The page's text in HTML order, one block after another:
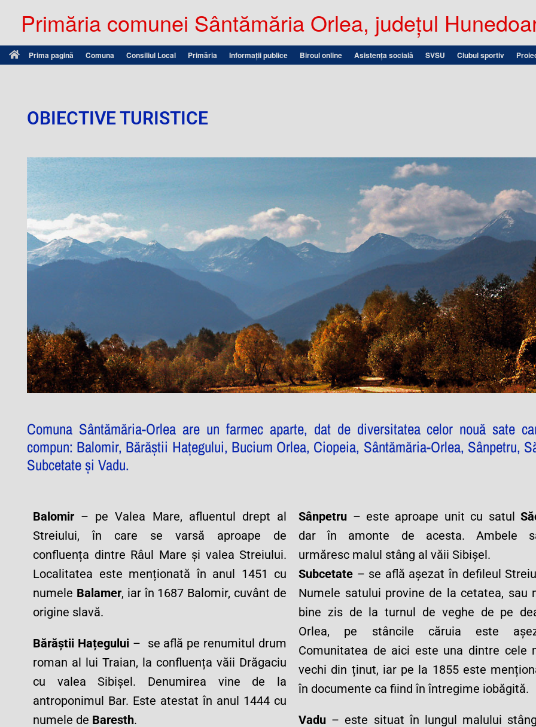
Primăria comunei Sântămăria Orlea, județul
Prima pagină Comuna Consiliul Local Primăria Informații publice Biroul online Asistența socială SVSU Clubul sportiv
OBIECTIVE TURISTICE
Comuna Sântămăria-Orlea are un farmec aparte, dat de diversitatea celor nouă sate
compun: Balomir, Bărăştii Haţegului, Bucium Orlea, Ciopeia, Sântămăria-Orlea, Sânpetru,
Subcetate și Vadu.
Balomir – pe Valea Mare, afluentul drept al
Streiului, în care se varsă aproape de
confluența dintre Râul Mare și valea Streiului.
Localitatea este menționată în anul 1451 cu
numele Balamer, iar în 1687 Balomir, cuvânt de
origine slavă.
Bărăștii Hațegului– se află pe renumitul drum
roman al lui Traian, la confluența văii Drăgaciu
cu valea Sibișel. Denumirea vine de la
antroponimul Bar. Este atestat în anul 1444 cu
numele de Baresth.
Sânpetru – este aproape unit cu satul
dar în amonte de acesta. Ambele
urmăresc malul stâng al văii Sibișel.
Subcetate – se află așezat în defileul
Numele satului provine de la cetatea, sau
bine zis de la turnul de veghe de pe
Orlea, pe stâncile căruia este
Comunitatea de aici este una dintre cele
vechi din ținut, iar pe la 1855 este
în documente ca fiind în întregime iobăgită.
Vadu – este situat în lungul malului